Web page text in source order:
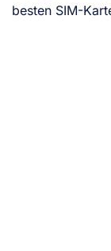
besten SIM-